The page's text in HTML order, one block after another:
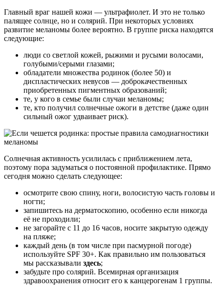
Главный враг нашей кожи — ультрафиолет. И это не только
палящее солнце, но и солярий. При некоторых условиях
развитие меланомы более вероятно. В группе риска находятся
следующие:
люди со светлой кожей, рыжими и русыми волосами,
голубыми/серыми глазами;
обладатели множества родинок (более 50) и
диспластических невусов — доброкачественных
приобретенных пигментных образований;
те, у кого в семье были случаи меланомы;
те, кто получил солнечные ожоги в детстве (даже один
сильный ожог удваивает риск).
Солнечная активность усилилась с приближением лета,
поэтому пора задуматься о постоянной профилактике. Прямо
сегодня можно сделать следующее:
осмотрите свою спину, ноги, волосистую часть головы и
ногти;
запишитесь на дерматоскопию, особенно если никогда
её не проходили;
не загорайте с 11 до 16 часов, носите закрытую одежду
на пляже;
каждый день (в том числе при пасмурной погоде)
используйте SPF 30+. Как правильно им пользоваться
мы рассказывали здесь;
забудьте про солярий. Всемирная организация
здравоохранения относит его к канцерогенам 1 группы.